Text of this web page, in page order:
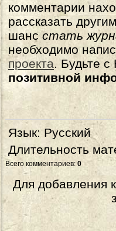
комментарии
рассказать
шанс стать
необходимо
проекта. Будьте
позитивной
Язык: Русский
Длительность
Всего комментариев: 0
Для добавления